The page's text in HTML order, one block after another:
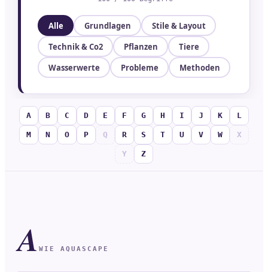
Alle Grundlagen
Stile & Layout
Technik & Co2
Pflanzen
Tiere
Wasserwerte
Probleme Methoden
A B C D E F G H I J K L
M N O P Q R S T U V W X
Y Z
A WIE AQUASCAPE